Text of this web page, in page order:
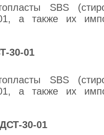
SBS
а также их
30-01
SBS
а также их
30-01